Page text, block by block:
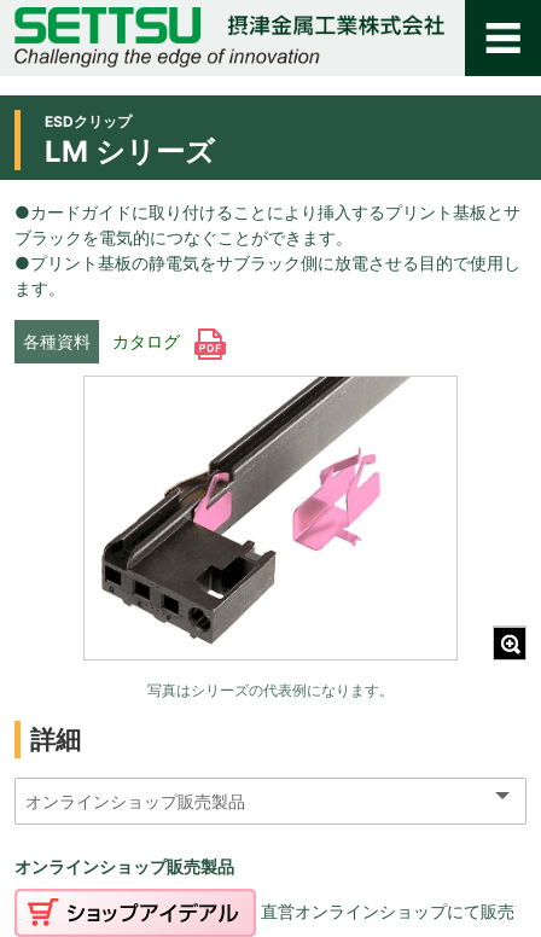
ESDクリップ
LM シリーズ
●カードガイドに取り付けることにより挿入するプリント基板とサ
ブラックを電気的につなぐことができます。
●プリント基板の静電気をサブラック側に放電させる目的で使用し
ます。
各種資料 カタログ
写真はシリーズの代表例になります。
詳細
オンラインショップ販売製品
直営オンラインショップにて販売